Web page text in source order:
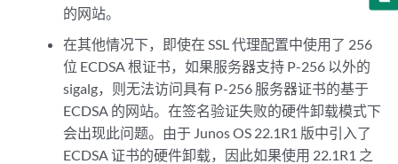
的网站。
在其他情况下，即使在 SSL 代理配置中使用了 256
位 ECDSA 根证书，如果服务器支持 P-256 以外的
sigalg，则无法访问具有 P-256 服务器证书的基于
ECDSA 的网站。在签名验证失败的硬件卸载模式下
会出现此问题。由于 Junos OS 22.1R1 版中引入了
ECDSA 证书的硬件卸载，因此如果使用 22.1R1 之